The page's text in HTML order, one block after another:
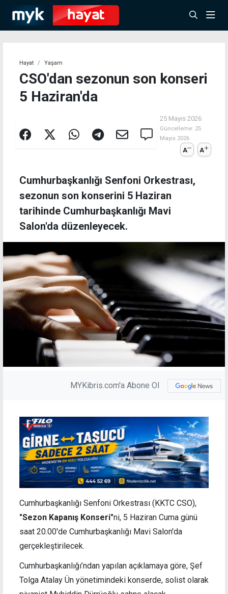
Hayat Yaşam
CSO'dan sezonun son konseri
5 Haziran'da
25 Mayıs 2026
Güncelleme: 25
Mayıs 2026
A A
Cumhurbaşkanlığı Senfoni Orkestrası,
sezonun son konserini 5 Haziran
tarihinde Cumhurbaşkanlığı Mavi
Salon'da düzenleyecek.
MYKibris.com'a Abone Ol
Cumhurbaşkanlığı Senfoni Orkestrası (KKTC CSO),
"Sezon Kapanış Konseri"ni, 5 Haziran Cuma günü
saat 20.00'de Cumhurbaşkanlığı Mavi Salon'da
gerçekleştirilecek.
Cumhurbaşkanlığı’ndan yapılan açıklamaya göre, Şef
Tolga Atalay Ün yönetimindeki konserde, solist olarak